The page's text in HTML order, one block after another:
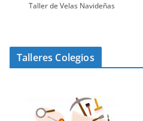
Taller de Velas Navideñas
Talleres Colegios